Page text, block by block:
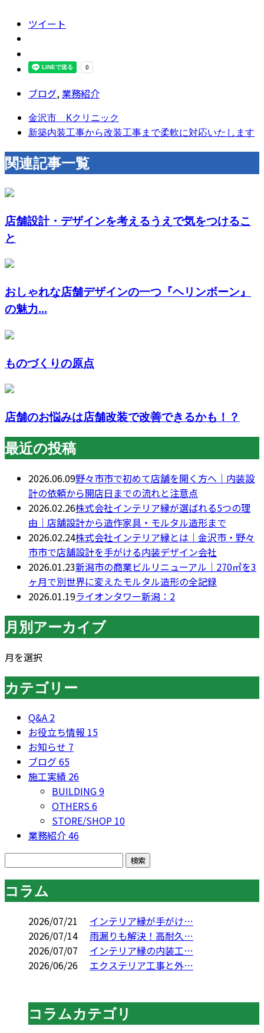
ツイート
ブログ,業務紹介
金沢市 Kクリニック
新築内装工事から改装工事まで柔軟に対応いたします
関連記事一覧
店舗設計・デザインを考えるうえで気をつけるこ
と
おしゃれな店舗デザインの一つ『ヘリンボーン』
の魅力...
ものづくりの原点
店舗のお悩みは店舗改装で改善できるかも！？
最近の投稿
2026.06.09野々市市で初めて店舗を開く方へ｜内装設
計の依頼から開店日までの流れと注意点
2026.02.26株式会社インテリア縁が選ばれる5つの理
由｜店舗設計から造作家具・モルタル造形まで
2026.02.24株式会社インテリア縁とは｜金沢市・野々
市市で店舗設計を手がける内装デザイン会社
2026.01.23新潟市の商業ビルリニューアル｜270㎡を3
ヶ月で別世界に変えたモルタル造形の全記録
2026.01.19ライオンタワー新潟：2
月別アーカイブ
月を選択
カテゴリー
Q&A 2
お役立ち情報 15
お知らせ 7
ブログ65
施工実績 26
BUILDING9
OTHERS6
STORE/SHOP 10
業務紹介46
コラム
2026/07/21
インテリア縁が手がけ…
2026/07/14
雨漏りも解決！高耐久…
2026/07/07
インテリア縁の内装工…
2026/06/26
エクステリア工事と外…
コラムカテゴリ